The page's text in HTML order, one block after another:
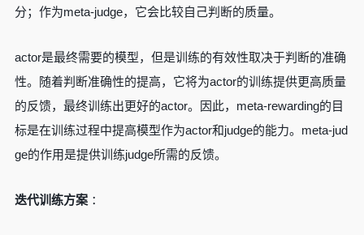
分；作为meta-judge，它会比较自己判断的质量。
actor是最终需要的模型，但是训练的有效性取决于判断的准确
性。随着判断准确性的提高，它将为actor的训练提供更高质量
的反馈，最终训练出更好的actor。因此，meta-rewarding的目
标是在训练过程中提高模型作为actor和judge的能力。meta-jud
ge的作用是提供训练judge所需的反馈。
迭代训练方案：